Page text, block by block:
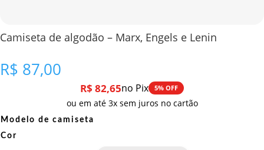
Camiseta de algodão – Marx, Engels e Lenin
R$ 87,00
R$ 82,65no Pix 5% OFF
ou em até 3x sem juros no cartão
Modelo de camiseta
Cor